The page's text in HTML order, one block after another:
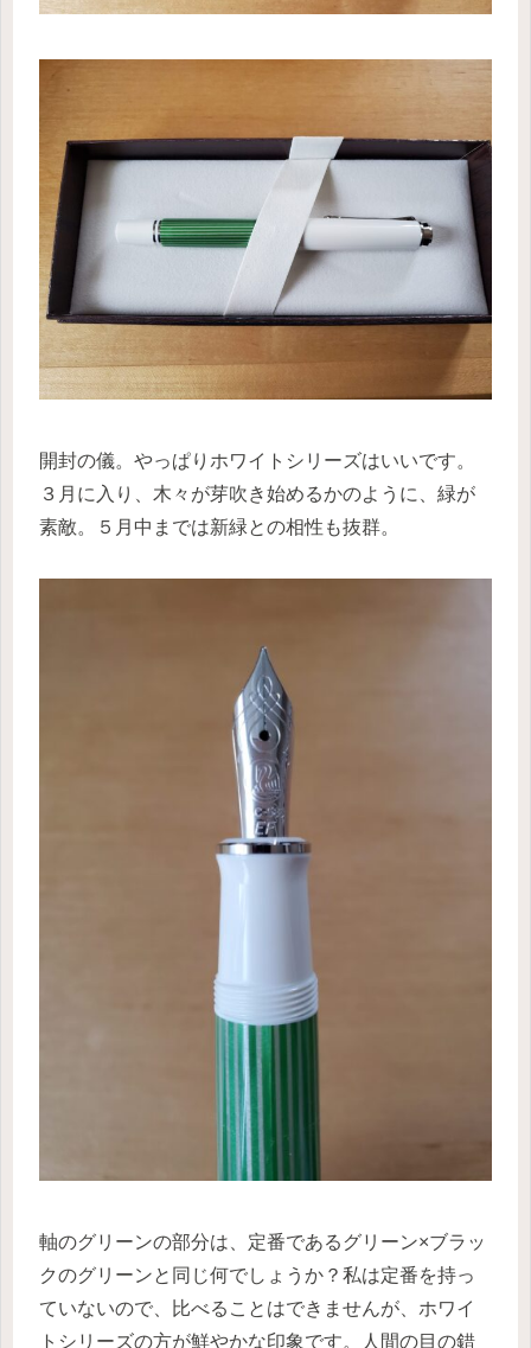
開封の儀。やっぱりホワイトシリーズはいいです。
３月に入り、木々が芽吹き始めるかのように、緑が
素敵。５月中までは新緑との相性も抜群。
軸のグリーンの部分は、定番であるグリーン×ブラッ
クのグリーンと同じ何でしょうか？私は定番を持っ
ていないので、比べることはできませんが、ホワイ
トシリーズの方が鮮やかな印象です。人間の目の錯